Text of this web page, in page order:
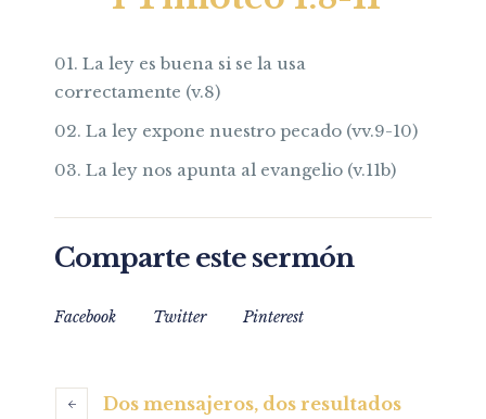
La ley es buena si se la usa
correctamente (v.8)
La ley expone nuestro pecado (vv.9-10)
La ley nos apunta al evangelio (v.11b)
Comparte este sermón
Facebook Twitter Pinterest
Dos mensajeros, dos resultados